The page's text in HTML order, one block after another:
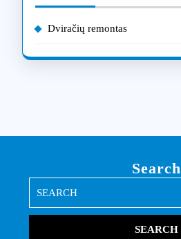
Dviračių remontas
Search
for: